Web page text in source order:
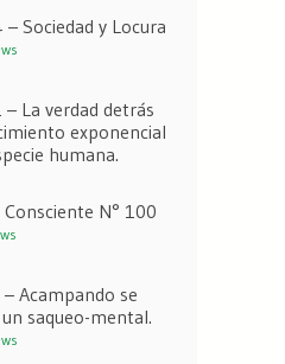
– Sociedad y Locura
– La verdad detrás
exponencial
humana.
N° 100
– Acampando se
saqueo-mental.